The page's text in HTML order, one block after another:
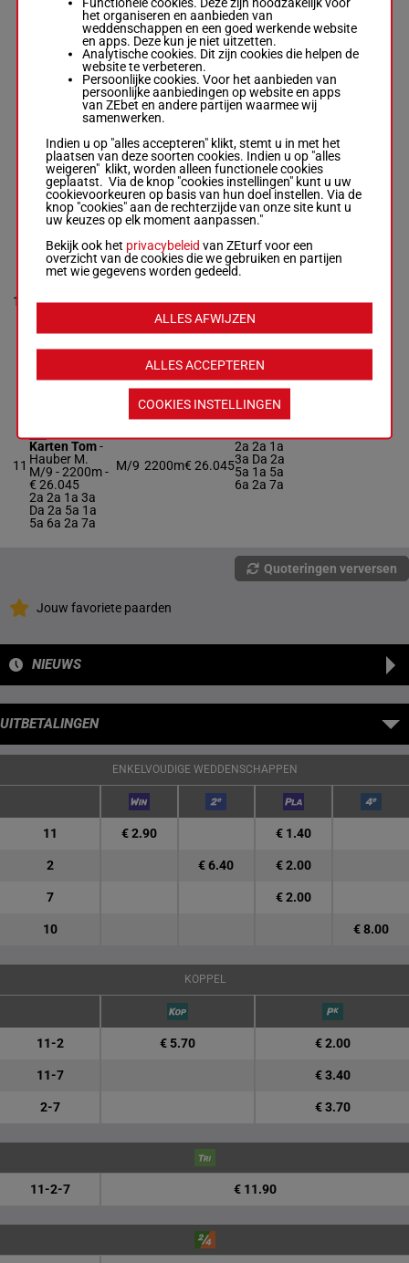
1'14"8-
4a 3a 4a 6a
4a Da 6a 4a
3a 1a 4a Da
€ 23.7506a 4a 3a
1a 4a Da
I'VE GOT MAIL
Krismann M.-
R/7 - 2200m-
€ 24.950
7a Da 7a 4a
8a 2m 4a 4a
Da 2a 7m 2a
R/7 2200m€ 24.9504a 8a 2m
4a 4a Da
2a 7m 2a
10
QUINZE JUIN
Renner Mme
Les.-
Wijngaard H.
1'14"6-
5a 1a 1a 2a
2a 5a 8a Da
R/132200m€ 25.2228a Da 3a
7a 5a 6a
11
Karten Tom-
Hauber M.
M/9 - 2200m-
€ 26.045
2a 2a 1a 3a
Da 2a 5a 1a
5a 6a 2a 7a
M/9 2200m€ 26.045
2a 2a 1a
3a Da 2a
5a 1a 5a
6a 2a 7a
Quoteringen verversen
Jouw favoriete paarden
NIEUWS
UITBETALINGEN
ENKELVOUDIGE WEDDENSCHAPPEN
11 € 2.90 € 1.40
2 € 6.40 € 2.00
7 € 2.00
10 € 8.00
KOPPEL
11-2 € 5.70 € 2.00
11-7 € 3.40
2-7 € 3.70
11-2-7 € 11.90
het organiseren en aanbieden van
weddenschappen en een goed werkende website
en apps. Deze kun je niet uitzetten.
Analytische cookies. Dit zijn cookies die helpen de
website te verbeteren.
Persoonlijke cookies. Voor het aanbieden van
persoonlijke aanbiedingen op website en apps
van ZEbet en andere partijen waarmee wij
samenwerken.
Indien u op "alles accepteren" klikt, stemt u in met het
plaatsen van deze soorten cookies. Indien u op "alles
weigeren" klikt, worden alleen functionele cookies
geplaatst. Via de knop "cookies instellingen" kunt u uw
cookievoorkeuren op basis van hun doel instellen. Via de
knop "cookies" aan de rechterzijde van onze site kunt u
uw keuzes op elk moment aanpassen."
Bekijk ook het privacybeleid van ZEturf voor een
overzicht van de cookies die we gebruiken en partijen
met wie gegevens worden gedeeld.
ALLES ACCEPTEREN
ALLES AFWIJZEN
COOKIES INSTELLINGEN